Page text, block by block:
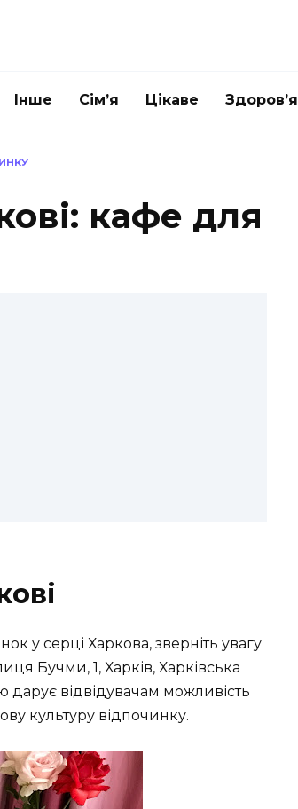
Інше Сім’я Цікаве Здоров’я
кафе для
у серці Харкова, зверніть увагу
Бучми, 1, Харків, Харківська
дарує відвідувачам можливість
культуру відпочинку.